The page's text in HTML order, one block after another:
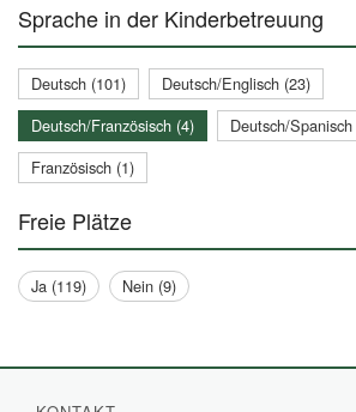
Sprache in der Kinderbetreuung
Deutsch (101)
Deutsch/Englisch (23)
Deutsch/Französisch (4)
Deutsch/
Französisch (1)
Freie Plätze
Ja (119) Nein (9)